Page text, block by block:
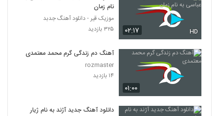
6225
دانلود آهنگ جدید و زیبای میلاد سعادت با نام
کربلا
۲۳۶ بازدید
آهنگ اشکان خواجه نسب بنام این حسین
6227
Danial Ranjbar Agha Joon
۰۲:۱۷ HD
نام زمان
موزیک قیر - دانلود آهنگ جدبد
۳۲۵ بازدید
۰۱:۰۰
آهنگ دم زندگی گرم محمد معتمدی
rozmaster
۱۴ بازدید
دانلود آهنگ جدید آژند به نام ژیار